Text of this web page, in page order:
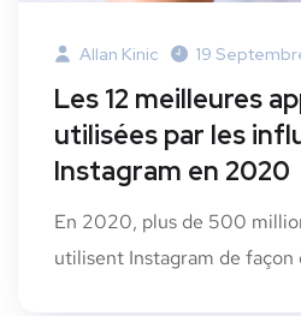
Allan Kinic 19
Les 12 meilleures
utilisées par les
Instagram en 2020
En 2020, plus de 500
utilisent Instagram de